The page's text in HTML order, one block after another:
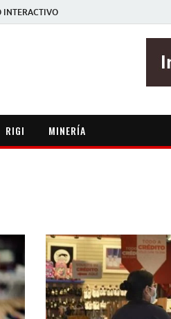
INTERACTIVO
RIGI MINERÍA